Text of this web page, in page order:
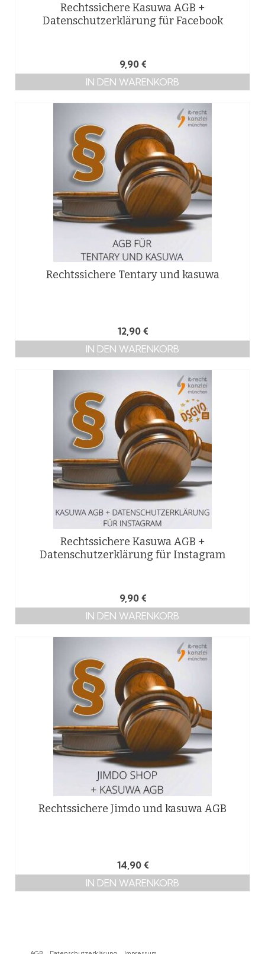
Rechtssichere Kasuwa AGB +
Datenschutzerklärung für Facebook
9,90 €
IN DEN WARENKORB
Rechtssichere Tentary und kasuwa
12,90 €
IN DEN WARENKORB
Rechtssichere Kasuwa AGB +
Datenschutzerklärung für Instagram
9,90 €
IN DEN WARENKORB
Rechtssichere Jimdo und kasuwa AGB
14,90 €
IN DEN WARENKORB